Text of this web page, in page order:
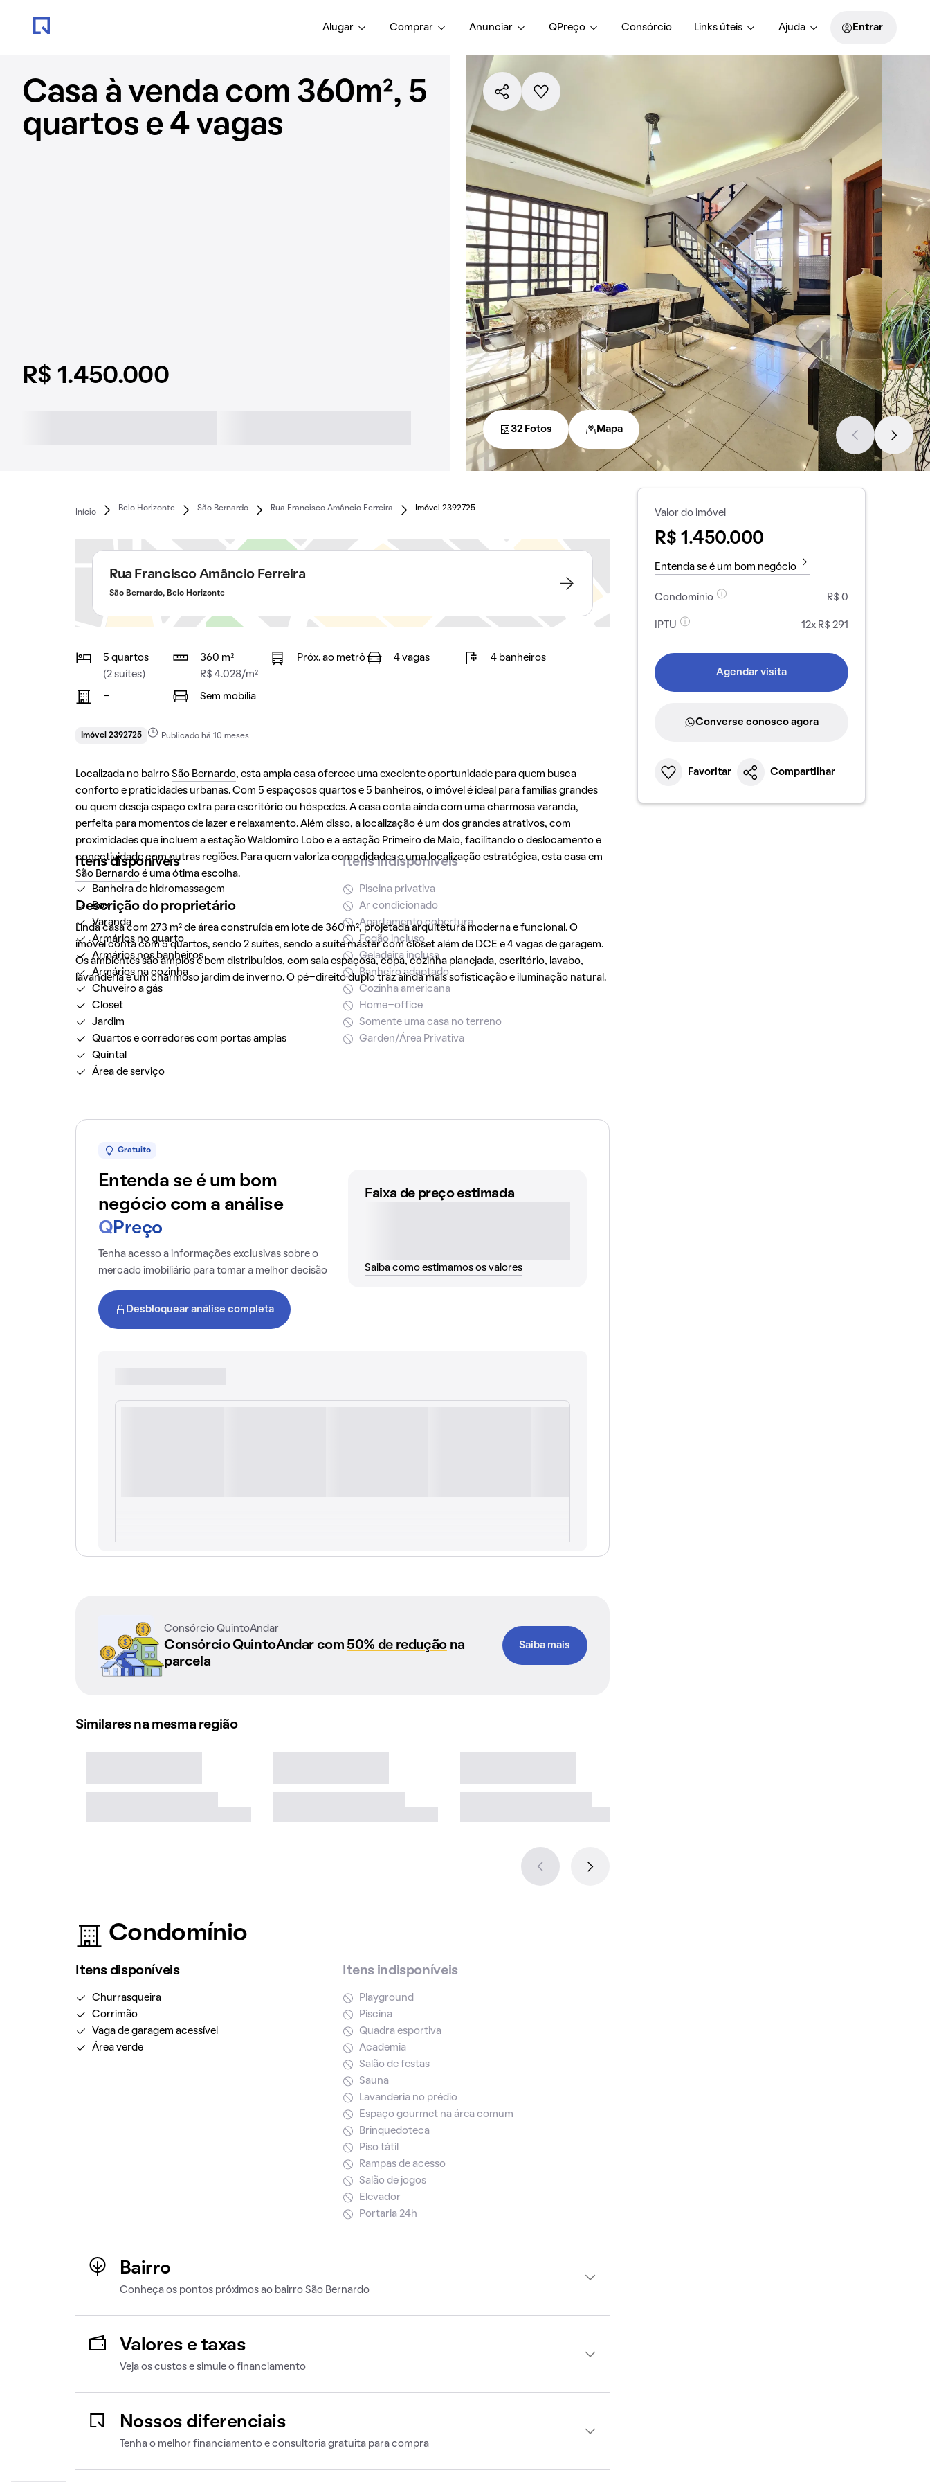
Alugar Comprar Anunciar QPreço Consórcio Links úteis Ajuda Entrar
Casa à venda com 360m², 5
quartos e 4 vagas
R$ 1.450.000
32 Fotos Mapa
Início
Belo Horizonte São Bernardo Rua Francisco Amâncio Ferreira Imóvel 2392725
Rua Francisco Amâncio Ferreira
São Bernardo, Belo Horizonte
5 quartos
(2 suítes)
360 m²
R$ 4.028/m²
Próx. ao metrô 4 vagas 4 banheiros
- Sem mobília
Imóvel 2392725 Publicado há 10 meses
Localizada no bairro São Bernardo, esta ampla casa oferece uma excelente oportunidade para quem busca
conforto e praticidades urbanas. Com 5 espaçosos quartos e 5 banheiros, o imóvel é ideal para famílias grandes
ou quem deseja espaço extra para escritório ou hóspedes. A casa conta ainda com uma charmosa varanda,
perfeita para momentos de lazer e relaxamento. Além disso, a localização é um dos grandes atrativos, com
proximidades que incluem a estação Waldomiro Lobo e a estação Primeiro de Maio, facilitando o deslocamento e
conectividade com outras regiões. Para quem valoriza comodidades e uma localização estratégica, esta casa em
São Bernardoé uma ótima escolha.
Descrição do proprietário
Linda casa com 273 m² de área construída em lote de 360 m², projetada arquitetura moderna e funcional. O
imóvel conta com 5 quartos, sendo 2 suítes, sendo a suíte máster com closet além de DCE e 4 vagas de garagem.
Os ambientes são amplos e bem distribuídos, com sala espaçosa, copa, cozinha planejada, escritório, lavabo,
lavanderia e um charmoso jardim de inverno. O pé-direito duplo traz ainda mais sofisticação e iluminação natural.
Itens disponíveis
Banheira de hidromassagem
Box
Varanda
Armários no quarto
Armários nos banheiros
Armários na cozinha
Chuveiro a gás
Closet
Jardim
Quartos e corredores com portas amplas
Quintal
Área de serviço
Itens indisponíveis
Piscina privativa
Ar condicionado
Apartamento cobertura
Fogão incluso
Geladeira inclusa
Banheiro adaptado
Cozinha americana
Home-office
Somente uma casa no terreno
Garden/Área Privativa
Gratuito
Entenda se é um bom
negócio com a análise
Q Preço
Tenha acesso a informações exclusivas sobre o
mercado imobiliário para tomar a melhor decisão
Desbloquear análise completa
Faixa de preço estimada
Saiba como estimamos os valores
Consórcio QuintoAndar
Consórcio QuintoAndar com 50% de reduçãona
parcela
Saiba mais
Similares na mesma região
Condomínio
Itens disponíveis
Churrasqueira
Corrimão
Vaga de garagem acessível
Área verde
Itens indisponíveis
Playground
Piscina
Quadra esportiva
Academia
Salão de festas
Sauna
Lavanderia no prédio
Espaço gourmet na área comum
Brinquedoteca
Piso tátil
Rampas de acesso
Salão de jogos
Elevador
Portaria 24h
Bairro
Conheça os pontos próximos ao bairro São Bernardo
Valores e taxas
Veja os custos e simule o financiamento
Nossos diferenciais
Tenha o melhor financiamento e consultoria gratuita para compra
Valor do imóvel
R$ 1.450.000
Entenda se é um bom negócio
Condomínio R$ 0
IPTU 12x R$ 291
Agendar visita
Converse conosco agora
Favoritar Compartilhar